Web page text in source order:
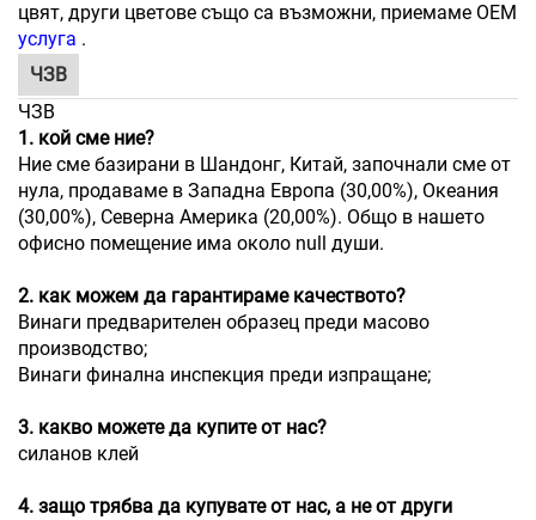
цвят, други цветове също са възможни, приемаме OEM
услуга .
ЧЗВ
ЧЗВ
1. кой сме ние?
Ние сме базирани в Шандонг, Китай, започнали сме от
нула, продаваме в Западна Европа (30,00%), Океания
(30,00%), Северна Америка (20,00%). Общо в нашето
офисно помещение има около null души.
2. как можем да гарантираме качеството?
Винаги предварителен образец преди масово
производство;
Винаги финална инспекция преди изпращане;
3. какво можете да купите от нас?
силанов клей
4. защо трябва да купувате от нас, а не от други